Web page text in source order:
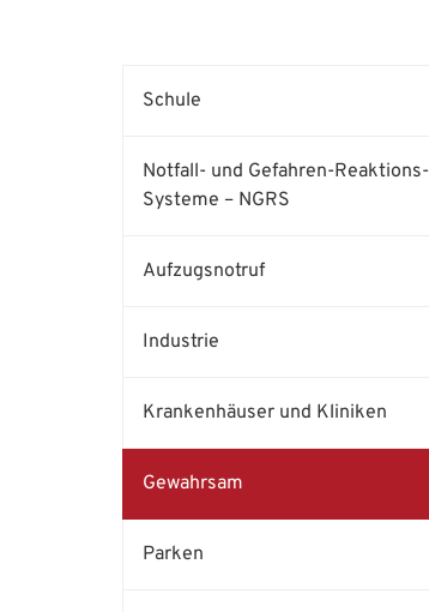
Schule
Notfall- und Gefahren-Reaktions-
Systeme – NGRS
Aufzugsnotruf
Industrie
Krankenhäuser und Kliniken
Gewahrsam
Parken